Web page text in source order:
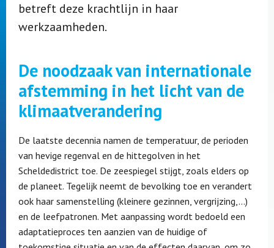
betreft deze krachtlijn in haar
werkzaamheden.
De noodzaak van internationale
afstemming in het licht van de
klimaatverandering
De laatste decennia namen de temperatuur, de perioden
van hevige regenval en de hittegolven in het
Scheldedistrict toe. De zeespiegel stijgt, zoals elders op
de planeet. Tegelijk neemt de bevolking toe en verandert
ook haar samenstelling (kleinere gezinnen, vergrijzing,…)
en de leefpatronen. Met aanpassing wordt bedoeld een
adaptatieproces ten aanzien van de huidige of